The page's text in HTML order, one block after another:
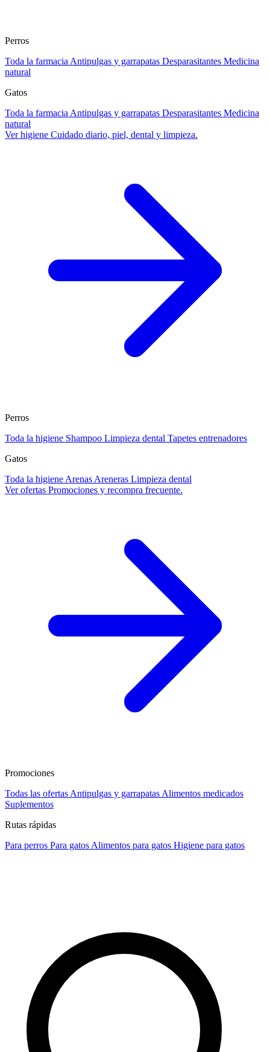
Perros
Toda la farmacia Antipulgas y garrapatas Desparasitantes Medicina
natural
Gatos
Toda la farmacia Antipulgas y garrapatas Desparasitantes Medicina
natural
Ver higiene Cuidado diario, piel, dental y limpieza.
Perros
Toda la higiene Shampoo Limpieza dental Tapetes entrenadores
Gatos
Toda la higiene Arenas Areneras Limpieza dental
Ver ofertas Promociones y recompra frecuente.
Promociones
Todas las ofertas Antipulgas y garrapatas Alimentos medicados
Suplementos
Rutas rápidas
Para perros Para gatos Alimentos para gatos Higiene para gatos